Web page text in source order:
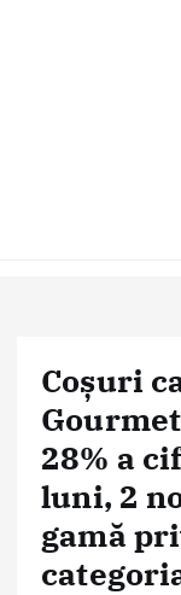
Coșuri
28% a
luni, 2
gamă